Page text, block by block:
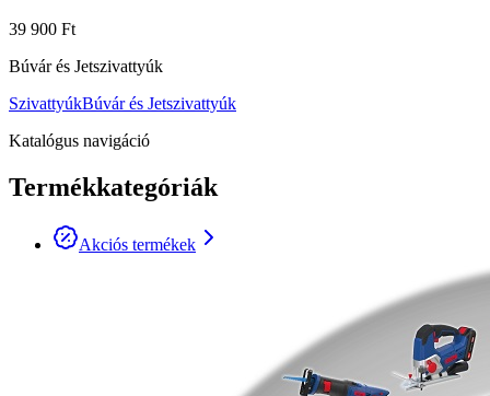
39 900 Ft
Búvár és Jetszivattyúk
SzivattyúkBúvár és Jetszivattyúk
Katalógus navigáció
Termékkategóriák
Akciós termékek